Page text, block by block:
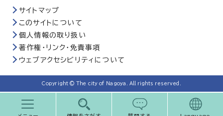
サイトマップ
このサイトについて
個人情報の取り扱い
著作権・リンク・免責事項
ウェブアクセシビリティについて
Copyright © The city of Nagoya. All rights reserved.